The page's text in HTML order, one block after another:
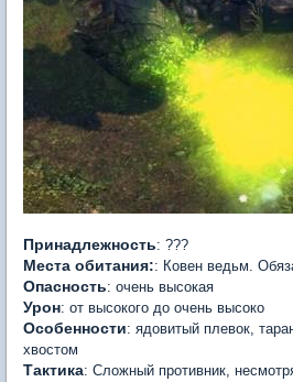
Принадлежность: ???
Места обитания:: Ковен ведьм.
Опасность: очень высокая
Урон: от высокого до очень высоко
Особенности: ядовитый плевок,
хвостом
Тактика: Сложный противник,